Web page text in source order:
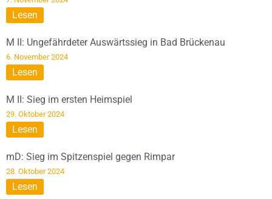
Lesen
M II: Ungefährdeter Auswärtssieg in Bad Brückenau
6. November 2024
Lesen
M II: Sieg im ersten Heimspiel
29. Oktober 2024
Lesen
mD: Sieg im Spitzenspiel gegen Rimpar
28. Oktober 2024
Lesen